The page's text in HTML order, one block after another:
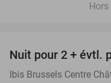
Nuit pour 2 + évtl.
Ibis Brussels Centre